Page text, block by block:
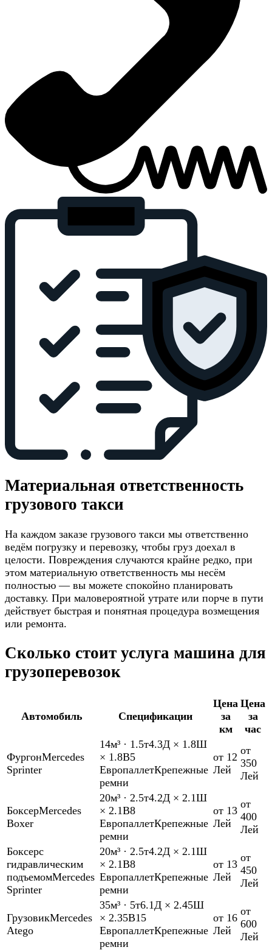
Материальная ответственность
грузового такси
На каждом заказе грузового такси мы ответственно
ведём погрузку и перевозку, чтобы груз доехал в
целости. Повреждения случаются крайне редко, при
этом материальную ответственность мы несём
полностью — вы можете спокойно планировать
доставку. При маловероятной утрате или порче в пути
действует быстрая и понятная процедура возмещения
или ремонта.
Сколько стоит услуга машина для
грузоперевозок
Автомобиль Спецификации
Цена
за
км
Цена
за
час
ФургонMercedes
Sprinter
14м³ · 1.5т4.3Д × 1.8Ш
× 1.8В5
ЕвропаллетКрепежные
ремни
от 12
Лей
от
350
Лей
БоксерMercedes
Boxer
20м³ · 2.5т4.2Д × 2.1Ш
× 2.1В8
ЕвропаллетКрепежные
ремни
от 13
Лей
от
400
Лей
Боксерс
гидравлическим
подъемомMercedes
Sprinter
20м³ · 2.5т4.2Д × 2.1Ш
× 2.1В8
ЕвропаллетКрепежные
ремни
от 13
Лей
от
450
Лей
ГрузовикMercedes
Atego
35м³ · 5т6.1Д × 2.45Ш
× 2.35В15
ЕвропаллетКрепежные
ремни
от 16
Лей
от
600
Лей